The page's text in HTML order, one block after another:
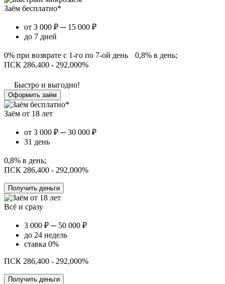
Заём бесплатно*
от 3 000 ₽ ─ 15 000 ₽
до 7 дней
0% при возврате с 1-го по 7-ой день 0,8% в день;
ПСК 286,400 - 292,000%
Быстро и выгодно!
Оформить заём
Заём от 18 лет
от 3 000 ₽ ─ 30 000 ₽
31 день
0,8% в день;
ПСК 286,400 - 292,000%
Получить деньги
Всё и сразу
3 000 ₽ ─ 50 000 ₽
до 24 недель
ставка 0%
ПСК 286,400 - 292,000%
Получить деньги